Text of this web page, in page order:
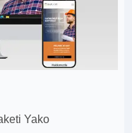
Yako